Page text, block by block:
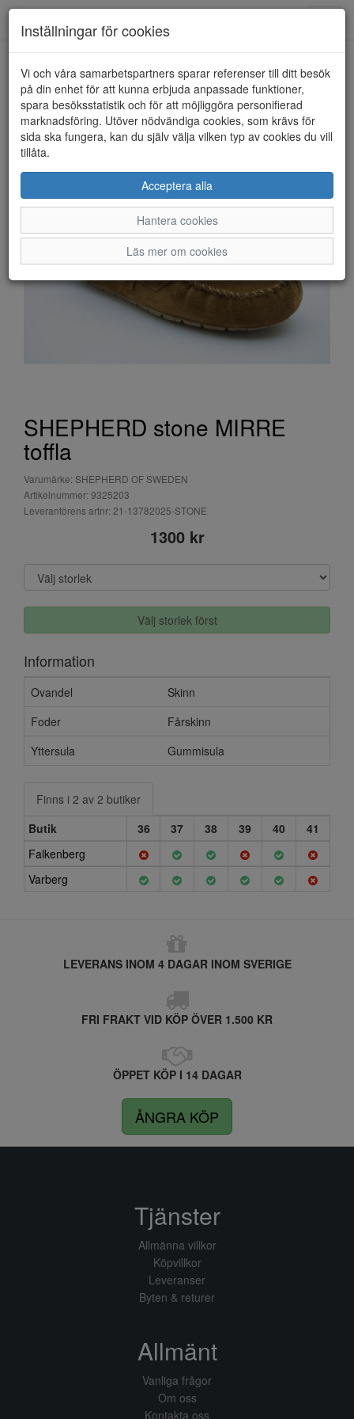
HEM SHEPHERD OF SWEDEN
SHEPHERD stone MIRRE
toffla
Varumärke: SHEPHERD OF SWEDEN
Artikelnummer: 9325203
Leverantörens artnr: 21-13782025-STONE
1300 kr
Välj storlek först
Information
Ovandel
Skinn
Foder
Fårskinn
Yttersula
Gummisula
Finns i 2 av 2 butiker
Butik
36 37 38 39 40
41
Falkenberg
Varberg
LEVERANS INOM 4 DAGAR INOM SVERIGE
FRI FRAKT VID KÖP ÖVER 1.500 KR
ÖPPET KÖP I 14 DAGAR
ÅNGRA KÖP
Inställningar för cookies
Vi och våra samarbetspartners sparar referenser till ditt besök
på din enhet för att kunna erbjuda anpassade funktioner,
spara besöksstatistik och för att möjliggöra personifierad
marknadsföring. Utöver nödvändiga cookies, som krävs för
sida ska fungera, kan du själv välja vilken typ av cookies du vill
tillåta.
Acceptera alla
Hantera cookies
Läs mer om cookies
Tjänster
Allmänna villkor
Köpvillkor
Leveranser
Byten & returer
Allmänt
Vanliga frågor
Om oss
Kontakta oss